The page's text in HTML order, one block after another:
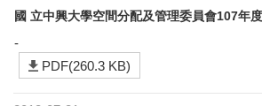
國 立中興大學空間分配及管理委員會107年
-
PDF(260.3 KB)